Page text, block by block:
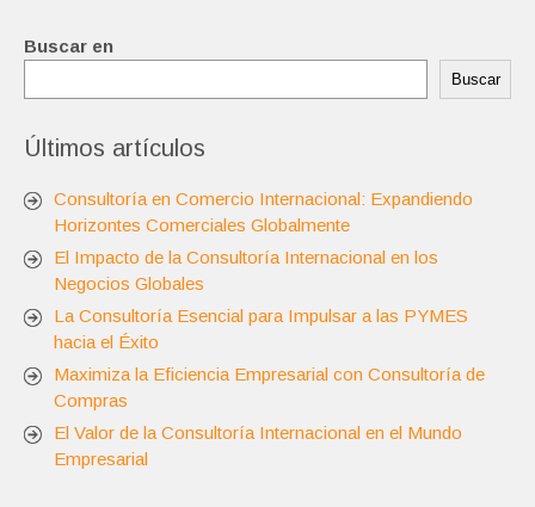
Buscar en
Buscar
Últimos artículos
Consultoría en Comercio Internacional: Expandiendo
Horizontes Comerciales Globalmente
El Impacto de la Consultoría Internacional en los
Negocios Globales
La Consultoría Esencial para Impulsar a las PYMES
hacia el Éxito
Maximiza la Eficiencia Empresarial con Consultoría de
Compras
El Valor de la Consultoría Internacional en el Mundo
Empresarial